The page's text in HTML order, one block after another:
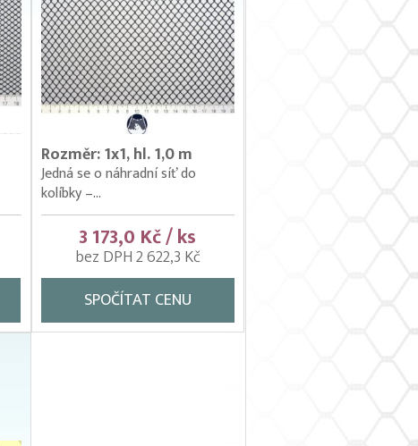
Rozměr: 1x1, hl. 1,0 m
Jedná se o náhradní síť do
kolíbky –...
3 173,0 Kč / ks
bez DPH 2 622,3 Kč
SPOČÍTAT CENU